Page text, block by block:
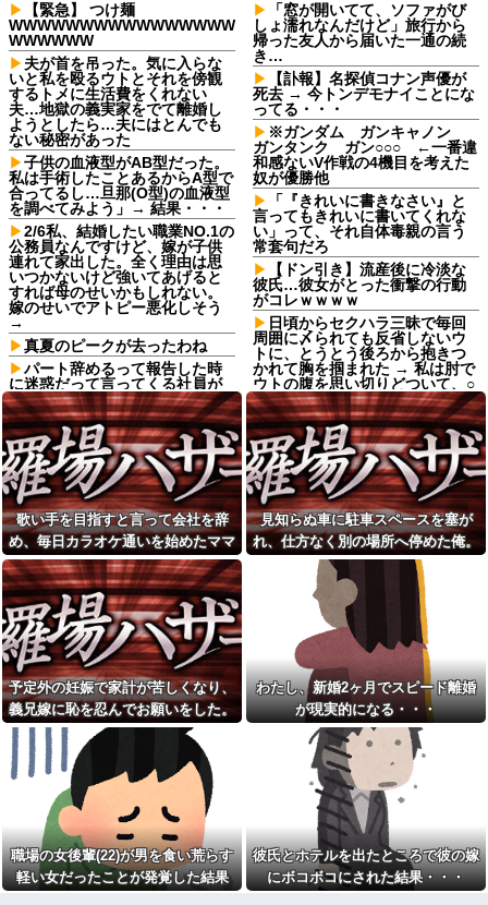
【緊急】 つけ麺
WWWWWWWWWWWWWWWW
WWWWWW
夫が首を吊った。気に入らな
いと私を殴るウトとそれを傍観
するトメに生活費をくれない
夫…地獄の義実家をでて離婚し
ようとしたら…夫にはとんでも
ない秘密があった
子供の血液型がAB型だった。
私は手術したことあるからA型で
合ってるし…旦那(O型)の血液型
を調べてみよう」→ 結果・・・
2/6私、結婚したい職業NO.1の
公務員なんですけど、嫁が子供
連れて家出した。全く理由は思
いつかないけど強いてあげると
すれば母のせいかもしれない。
嫁のせいでアトピー悪化しそう
→
真夏のピークが去ったわね
パート辞めるって報告した時
に迷惑だって言ってくる社員が
いて、その人の不満を言い返し
てしまった
ATMで何度も入出金を繰り返
す人に声をかけた若い女性にモ
ヤっとする。若い人ってそんな
余裕ないのかな？
友達の家に遊びに行ったらア
ルバムに私の写真が飾ってあっ
た。しかも私が知らない写真
レストランで。夫婦「今日は
娘の誕生日なんです」店員
「少々お待ちください」→運ば
れてきた"あるもの"に思わず涙
がこぼれて…
何度もお金を貸してきたシン
ママ妹が、今度はランドセル代
と制服代まで要求してきた。そ
の裏事情を知って頭を抱えるこ
とに…
お前ら「日本も核武装汁！」
←１万発の核弾頭どこに
イーロン・マスク「中国のロ
ボットはデタラメで遠隔操作し
てるだけ」
【画像】森高千里(55) 「ミニ
スカートはとてもムリよ若い子
には負けるわ」←ワイらにはブ
ッ刺さりまくってしまうw w w
w w w
「窓が開いてて、ソファがび
しょ濡れなんだけど」旅行から
帰った友人から届いた一通の続
き…
【訃報】名探偵コナン声優が
死去 → 今トンデモナイことにな
ってる・・・
※ガンダム ガンキャノン
ガンタンク ガン○○○ ←一番違
和感ないV作戦の4機目を考えた
奴が優勝他
「『きれいに書きなさい』と
言ってもきれいに書いてくれな
い」って、それ自体毒親の言う
常套句だろ
【ドン引き】流産後に冷淡な
彼氏…彼女がとった衝撃の行動
がコレｗｗｗｗ
日頃からセクハラ三昧で毎回
周囲に〆られても反省しないウ
トに、とうとう後ろから抱きつ
かれて胸を掴まれた → 私は肘で
ウトの腹を思い切りどついて、○
玉あたりを蹴飛ばし…
【正論】彫り師YouTuber「刺
青タトゥー入れてる奴は全員バ
カです。偏見は正しい。すごい
民度低い」
【朗報】寺田心、週6ジム通い
で体重62kg→82kgに
wwwwwwww
【動画】女子高生陸上競技
会、開始9秒で乳〇が見えるハプ
ニング⇒！！！！
スッポン解体動画を見る彼女
「美味しそう♪」→俺「生きたま
ま捌かれて可哀想だろ！サイコ
パスか？」←お前らどっち？
40℃の熱出して仕事休んだら
上司にむっちゃ切れられた
「仕事にあぶれたから雇って
ほしい、なんでもする」とキチ
ママがやってきた
トメ「お腹の子は孫と認めな
い！」とイキるクソトメに父親
不明のコトメ子を引き合いに出
した私。トメ「米軍の血筋
よ！」私「〇〇じゃないです
か」←得体の知れない～はお前
（コトメ）のところだろｗ
【衝撃】秋田県の超エリート
幹部、オンライン会見に「バス
歌い手を目指すと言って会社を辞
め、毎日カラオケ通いを始めたママ
友。嫌な予感は見事に当たってしま
い…
見知らぬ車に駐車スペースを塞が
れ、仕方なく別の場所へ停めた俺。
気づけばパトカーまで来る騒ぎにな
って…
予定外の妊娠で家計が苦しくなり、
義兄嫁に恥を忍んでお願いをした。
その返事が予想外すぎて…
わたし、新婚2ヶ月でスピード離婚
が現実的になる・・・
職場の女後輩(22)が男を食い荒らす
軽い女だったことが発覚した結果
彼氏とホテルを出たところで彼の嫁
にボコボコにされた結果・・・